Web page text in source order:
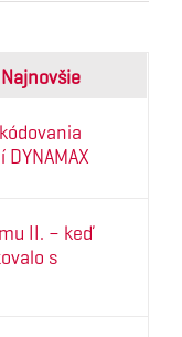
Najnovšie
II. – keď
s